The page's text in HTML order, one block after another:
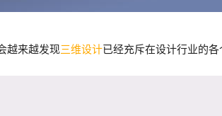
越来越发现三维设计已经充斥在设计行业的各